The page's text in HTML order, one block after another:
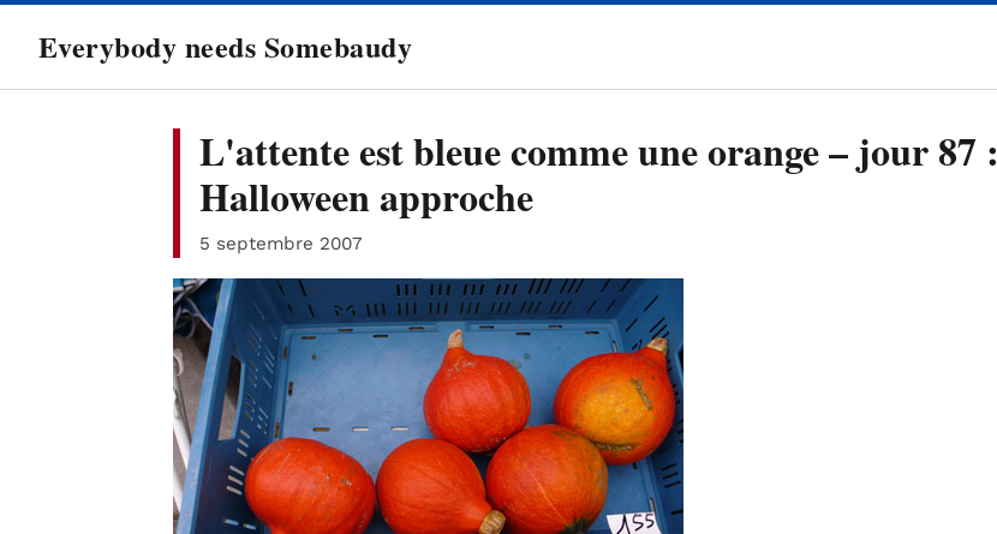
Everybody needs Somebaudy
L'attente est bleue comme une orange – jour 87 :
Halloween approche
5 septembre 2007